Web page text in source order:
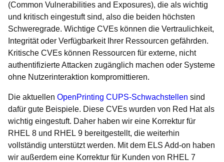
(Common Vulnerabilities and Exposures), die als wichtig
und kritisch eingestuft sind, also die beiden höchsten
Schweregrade. Wichtige CVEs können die Vertraulichkeit,
Integrität oder Verfügbarkeit Ihrer Ressourcen gefährden.
Kritische CVEs können Ressourcen für externe, nicht
authentifizierte Attacken zugänglich machen oder Systeme
ohne Nutzerinteraktion kompromittieren.
Die aktuellen OpenPrinting CUPS-Schwachstellen sind
dafür gute Beispiele. Diese CVEs wurden von Red Hat als
wichtig eingestuft. Daher haben wir eine Korrektur für
RHEL 8 und RHEL 9 bereitgestellt, die weiterhin
vollständig unterstützt werden. Mit dem ELS Add-on haben
wir außerdem eine Korrektur für Kunden von RHEL 7